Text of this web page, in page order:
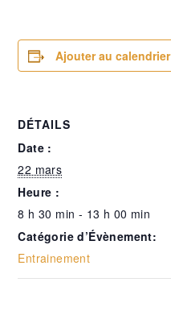
Ajouter au calendrier
DÉTAILS
Date :
22 mars
Heure :
8 h 30 min - 13 h 00 min
Catégorie d’Évènement:
Entrainement